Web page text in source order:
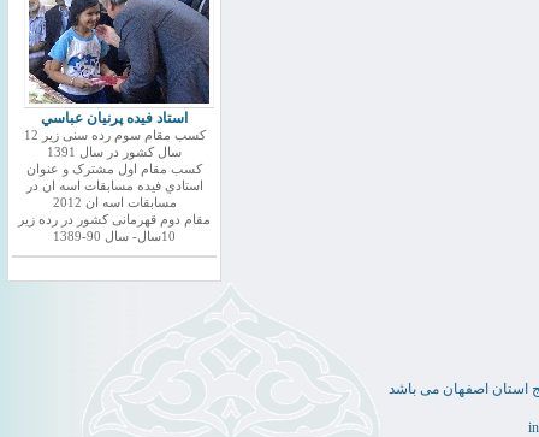
استاد فيده پرنيان عباسي
کسب مقام سوم رده سنی زیر 12
سال کشور در سال 1391
کسب مقام اول مشترک و عنوان
استادي فيده مسابقات اسه ان در
مسابقات اسه ان 2012
مقام دوم قهرمانی کشور در رده زیر
10سال- سال 90-1389
استان اصفهان می باشد